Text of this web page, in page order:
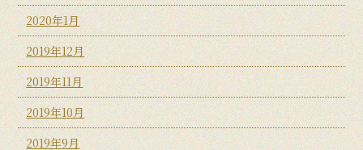
2020年1月
2019年12月
2019年11月
2019年10月
2019年9月